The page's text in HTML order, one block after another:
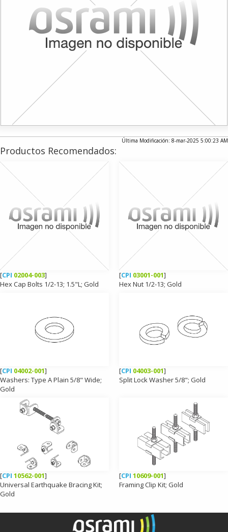
Última Modificación: 8-mar-2025 5:00:23 AM
Productos Recomendados:
[CPI 02004-003]
Hex Cap Bolts 1/2-13; 1.5"L; Gold
[CPI 03001-001]
Hex Nut 1/2-13; Gold
[CPI 04002-001]
Washers: Type A Plain 5/8" Wide;
Gold
[CPI 04003-001]
Split Lock Washer 5/8"; Gold
[CPI 10562-001]
Universal Earthquake Bracing Kit;
Gold
[CPI 10609-001]
Framing Clip Kit; Gold